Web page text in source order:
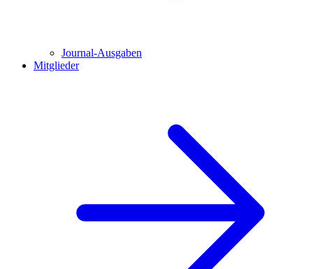
Journal-Ausgaben
Mitglieder